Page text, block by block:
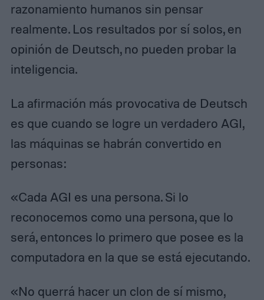
razonamiento humanos sin pensar
realmente. Los resultados por sí solos, en
opinión de Deutsch, no pueden probar la
inteligencia.
La afirmación más provocativa de Deutsch
es que cuando se logre un verdadero AGI,
las máquinas se habrán convertido en
personas:
«Cada AGI es una persona. Si lo
reconocemos como una persona, que lo
será, entonces lo primero que posee es la
computadora en la que se está ejecutando.
«No querrá hacer un clon de sí mismo,